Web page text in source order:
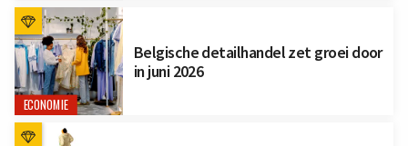
ECONOMIE
Belgische detailhandel zet groei door
in juni 2026